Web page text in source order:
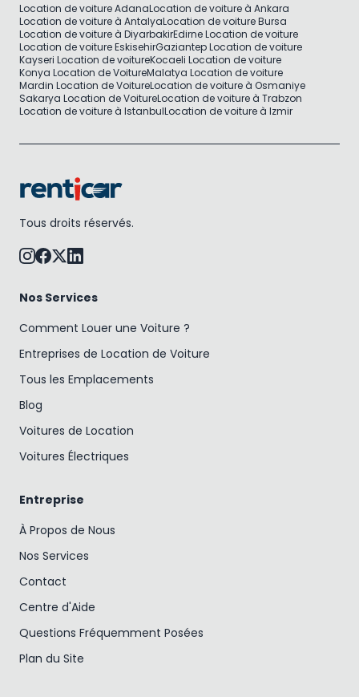
Location de voiture AdanaLocation de voiture à Ankara
Location de voiture à AntalyaLocation de voiture Bursa
Location de voiture à DiyarbakirEdirne Location de voiture
Location de voiture EskisehirGaziantep Location de voiture
Kayseri Location de voitureKocaeli Location de voiture
Konya Location de VoitureMalatya Location de voiture
Mardin Location de VoitureLocation de voiture à Osmaniye
Sakarya Location de VoitureLocation de voiture à Trabzon
Location de voiture à IstanbulLocation de voiture à Izmir
Tous droits réservés.
Nos Services
Comment Louer une Voiture ?
Entreprises de Location de Voiture
Tous les Emplacements
Blog
Voitures de Location
Voitures Électriques
Entreprise
À Propos de Nous
Nos Services
Contact
Centre d'Aide
Questions Fréquemment Posées
Plan du Site